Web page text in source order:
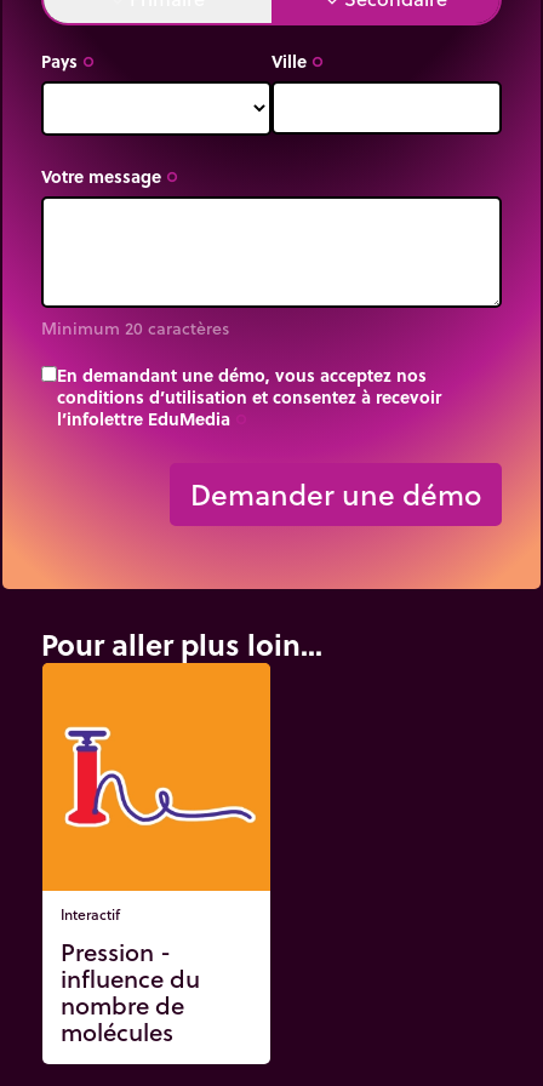
Pays trip_origin Ville trip_origin
Votre message trip_origin
Minimum 20 caractères
En demandant une démo, vous acceptez nos
conditions d’utilisation et consentez à recevoir
l’infolettre EduMedia
Demander une démo
Pour aller plus loin...
Interactif
Pression -
influence du
nombre de
molécules